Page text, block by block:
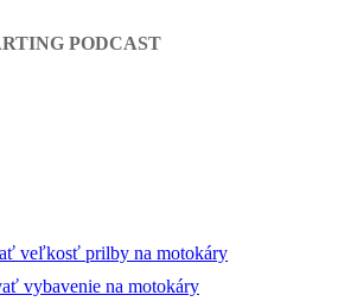
PODCAST
veľkosť prilby na motokáry
vybavenie na motokáry